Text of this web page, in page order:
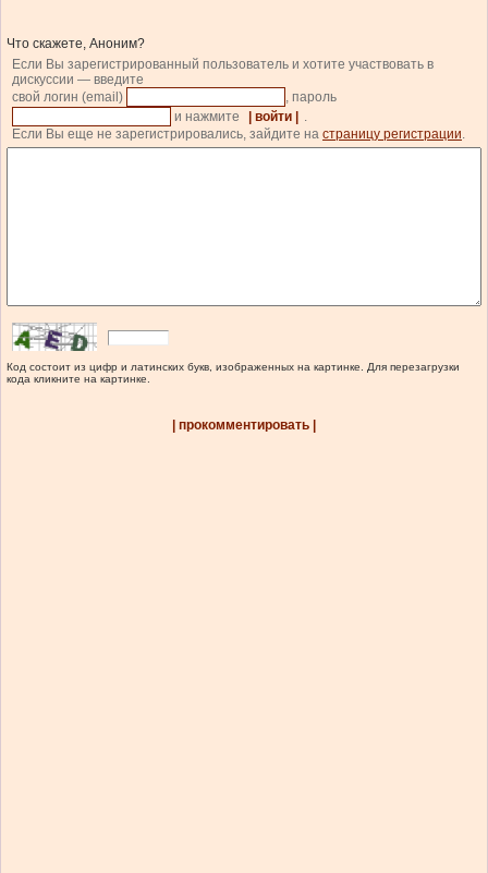
Что скажете, Аноним?
Если Вы зарегистрированный пользователь и хотите участвовать в
дискуссии — введите
свой логин (email)
, пароль
и нажмите
| войти |
.
Если Вы еще не зарегистрировались, зайдите на страницу регистрации.
Код состоит из цифр и латинских букв, изображенных на картинке. Для перезагрузки
кода кликните на картинке.
| прокомментировать |